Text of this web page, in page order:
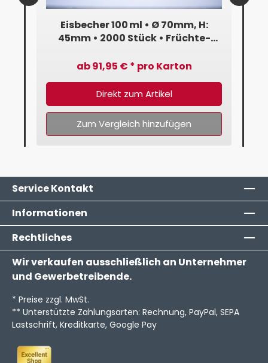
Eisbecher 100 ml • Ø 70mm, H:
45mm • 2000 Stück • Früchte-
ab 91,95 € * pro Karton
Direkt zum Artikel
Zum Vergleich hinzufügen
Service Kontakt
Informationen
Rechtliches
Wir verkaufen ausschließlich an Unternehmer
und Gewerbetreibende.
* Preise zzgl. MwSt.
** Unterstützte Zahlungsarten: Rechnung, PayPal, SEPA
Lastschrift, Kreditkarte, Google Pay